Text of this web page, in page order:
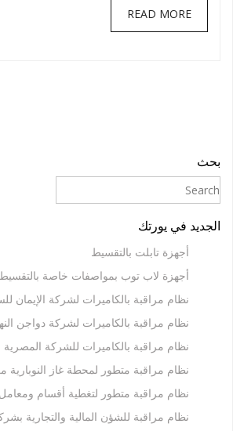
READ MORE
بحث
الجديد في يورتك
أجهزة تابلت بالتقسيط
أجهزة لاب توب بمواصفات خاصة بالتقسيط
نظام مراقبة بالكاميرات لشركة الإيمان
نظام مراقبة بالكاميرات لشركة دواجن
نظام مراقبة بالكاميرات للشركة المصرية
نظام مراقبة متطور لمحطة غاز النوبارية
نظام مراقبة متطور لتغطية أقسام
نظام مراقبة للشؤن المالية والتجارية